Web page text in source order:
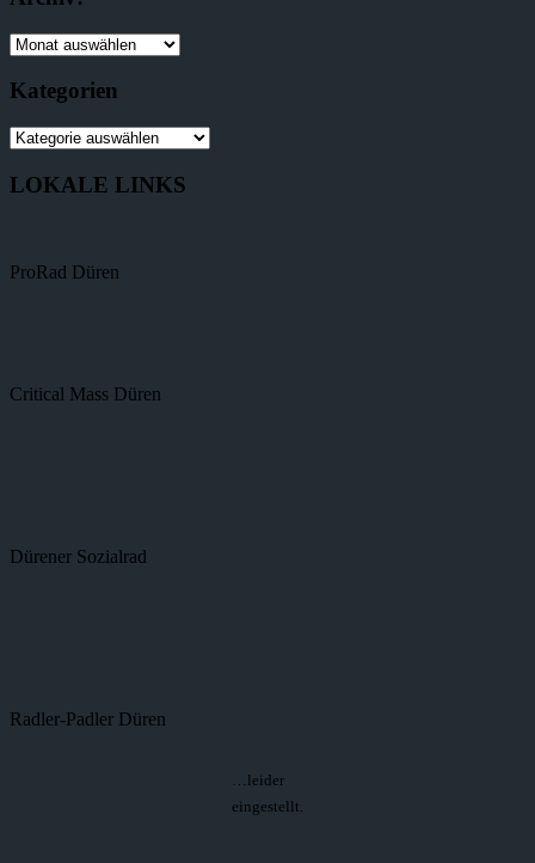
Kategorien
LOKALE LINKS
ProRad Düren
Critical Mass Düren
Dürener Sozialrad
Radler-Padler Düren
…leider
eingestellt.